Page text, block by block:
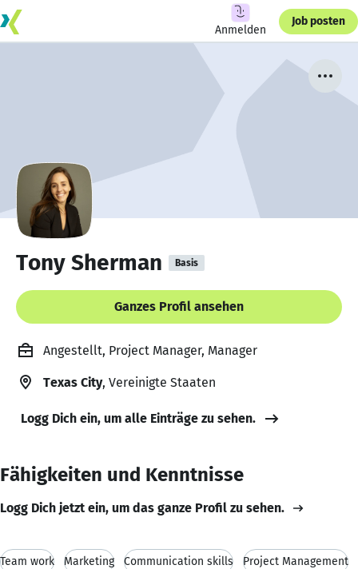
Anmelden
Job posten
Tony Sherman Basis
Ganzes Profil ansehen
Angestellt, Project Manager, Manager
Texas City, Vereinigte Staaten
Logg Dich ein, um alle Einträge zu sehen.
Fähigkeiten und Kenntnisse
Logg Dich jetzt ein, um das ganze Profil zu sehen.
Team work Marketing Communication skills Project Management